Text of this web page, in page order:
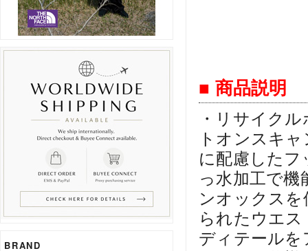
BRAND
■ 商品説明
・リサイク
トオンスキ
に配慮した
っ水加工で
ンオックスを
られたウエ
ディテール